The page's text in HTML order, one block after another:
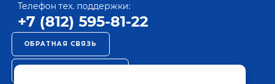
Телефон тех. поддержки:
+7 (812) 595-81-22
ОБРАТНАЯ СВЯЗЬ